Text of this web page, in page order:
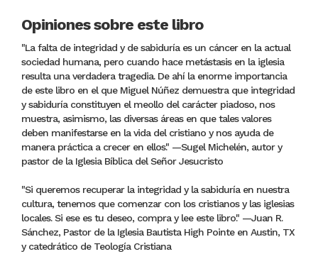
Opiniones sobre este libro
"La falta de integridad y de sabiduría es un cáncer en la actual
sociedad humana, pero cuando hace metástasis en la iglesia
resulta una verdadera tragedia. De ahí la enorme importancia
de este libro en el que Miguel Núñez demuestra que integridad
y sabiduría constituyen el meollo del carácter piadoso, nos
muestra, asimismo, las diversas áreas en que tales valores
deben manifestarse en la vida del cristiano y nos ayuda de
manera práctica a crecer en ellos." —Sugel Michelén, autor y
pastor de la Iglesia Bíblica del Señor Jesucristo
"Si queremos recuperar la integridad y la sabiduría en nuestra
cultura, tenemos que comenzar con los cristianos y las iglesias
locales. Si ese es tu deseo, compra y lee este libro." —Juan R.
Sánchez, Pastor de la Iglesia Bautista High Pointe en Austin, TX
y catedrático de Teología Cristiana